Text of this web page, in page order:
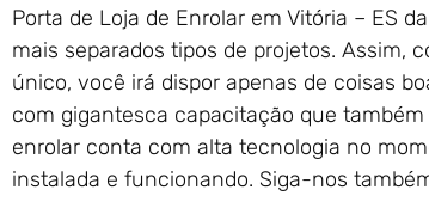
Porta de Loja de Enrolar em Vitória – ES
mais separados tipos de projetos. Assim,
único, você irá dispor apenas de coisas
com gigantesca capacitação que
enrolar conta com alta tecnologia no
instalada e funcionando. Siga-nos